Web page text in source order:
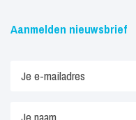
Aanmelden nieuwsbrief